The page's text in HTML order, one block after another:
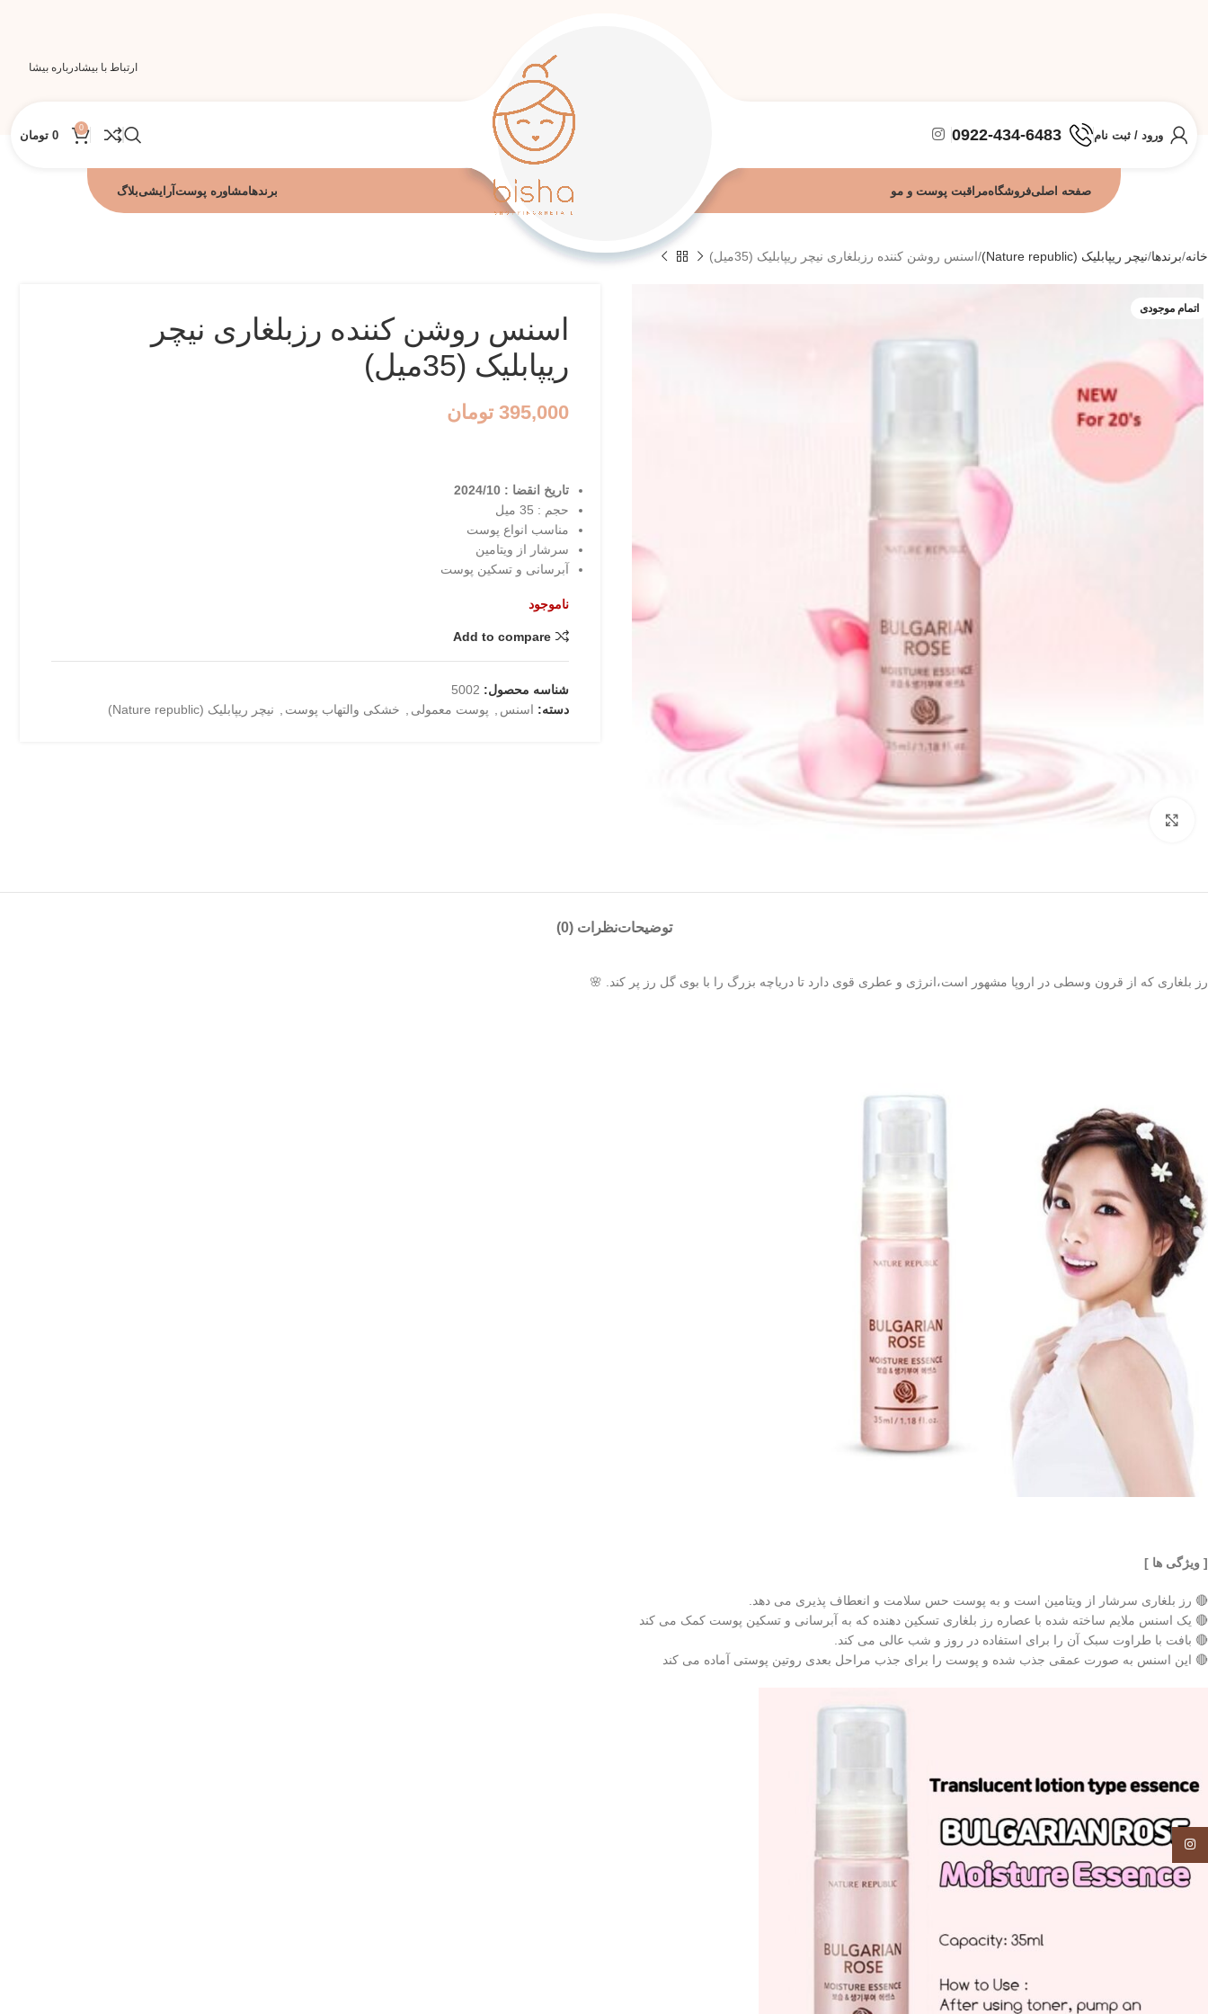
ارتباط با بیشادرباره بیشا
ورود / ثبت نام 0922-434-6483
0
0 تومان
صفحه اصلیفروشگاهمراقبت پوست و مو برندهامشاوره پوستآرایشیبلاگ
خانه برندها نیچر ریپابلیک (Nature republic) اسنس روشن کننده رزبلغاری نیچر ریپابلیک (35میل)
اتمام موجودی
اسنس روشن کننده رزبلغاری نیچر
ریپابلیک (35میل)
395,000 تومان
تاریخ انقضا : 2024/10
حجم : 35 میل
مناسب انواع پوست
سرشار از ویتامین
آبرسانی و تسکین پوست
ناموجود
Add to compare
شناسه محصول: 5002
دسته: اسنس پوست معمولی خشکی والتهاب پوست نیچر ریپابلیک (Nature republic)
توضیحاتنظرات (0)
رز بلغاری که از قرون وسطی در اروپا مشهور است،انرژی و عطری قوی دارد تا دریاچه بزرگ را با بوی گل رز پر کند. 🌸
[ ویژگی ها ]
🔴 رز بلغاری سرشار از ویتامین است و به پوست حس سلامت و انعطاف پذیری می دهد.
🔴 یک اسنس ملایم ساخته شده با عصاره رز بلغاری تسکین دهنده که به آبرسانی و تسکین پوست کمک می کند
🔴 بافت با طراوت سبک آن را برای استفاده در روز و شب عالی می کند.
🔴 این اسنس به صورت عمقی جذب شده و پوست را برای جذب مراحل بعدی روتین پوستی آماده می کند
Instagram